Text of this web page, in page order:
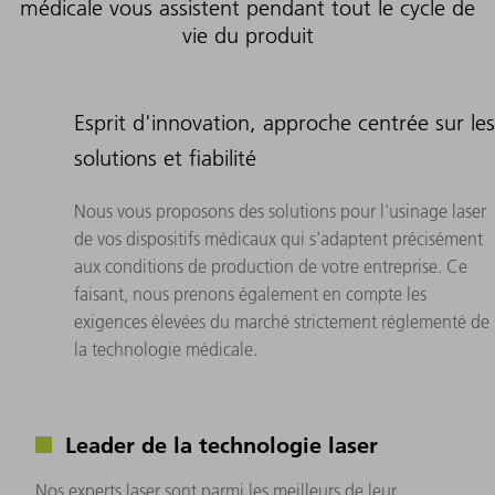
médicale vous assistent pendant tout le cycle de
vie du produit
Esprit d'innovation, approche centrée sur les
solutions et fiabilité
Nous vous proposons des solutions pour l'usinage laser
de vos dispositifs médicaux qui s'adaptent précisément
aux conditions de production de votre entreprise. Ce
faisant, nous prenons également en compte les
exigences élevées du marché strictement réglementé de
la technologie médicale.
Leader de la technologie laser
Nos experts laser sont parmi les meilleurs de leur